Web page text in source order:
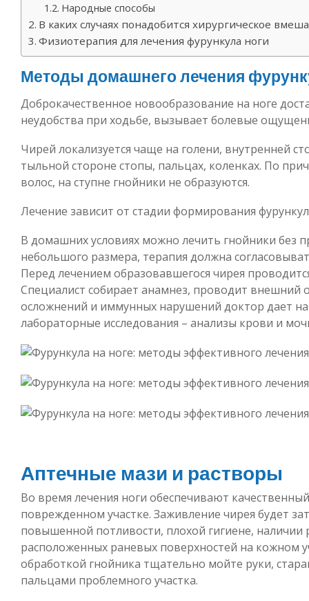
Народные способы
В каких случаях понадобится хирургическое
Физиотерапия для лечения фурункула ноги
Методы домашнего лечения
Доброкачественное новообразование на ноге
неудобства при ходьбе, вызывает болевые
Чирей локализуется чаще на голени, внутренней
тыльной стороне стопы, пальцах, коленках. По
волос, на ступне гнойники не образуются.
Лечение зависит от стадии формирования
В домашних условиях можно лечить гнойники без
небольшого размера, терапия должна
Перед лечением образовавшегося чирея
Специалист собирает анамнез, проводит внешний
осложнений и иммунных нарушений доктор дает
лабораторные исследования – анализы крови и
Аптечные мази и растворы
Во время лечения ноги обеспечивают
поврежденном участке. Заживление чирея будет
повышенной потливости, плохой гигиене, наличии
расположенных раневых поверхностей на кожном
обработкой гнойника тщательно мойте руки,
пальцами проблемного участка.